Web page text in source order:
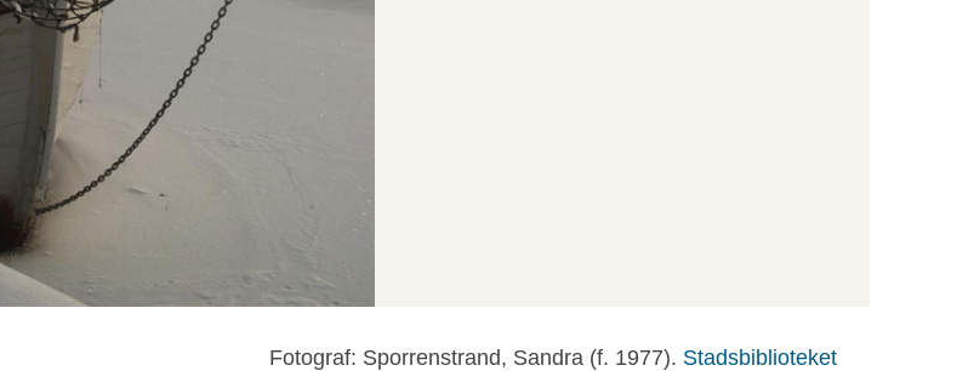
Fotograf: Sporrenstrand, Sandra (f. 1977). Stadsbiblioteket